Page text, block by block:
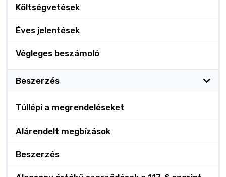
Költségvetések
Éves jelentések
Végleges beszámoló
Beszerzés
Túllépi a megrendeléseket
Alárendelt megbízások
Beszerzés